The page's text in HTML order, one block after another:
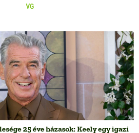
VG
25 éve házasok: Keely egy igazi